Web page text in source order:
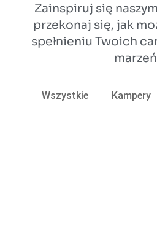
Zainspiruj się
przekonaj się, jak
spełnieniu Twoich
Wszystkie Kampery